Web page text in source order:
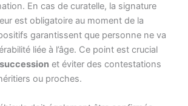
En cas de curatelle, la signature
est obligatoire au moment de la
garantissent que personne ne va
liée à l’âge. Ce point est crucial
succession et éviter des contestations
ou proches.